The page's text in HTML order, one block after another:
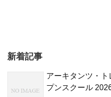
新着記事
アーキタンツ・
プンスクール